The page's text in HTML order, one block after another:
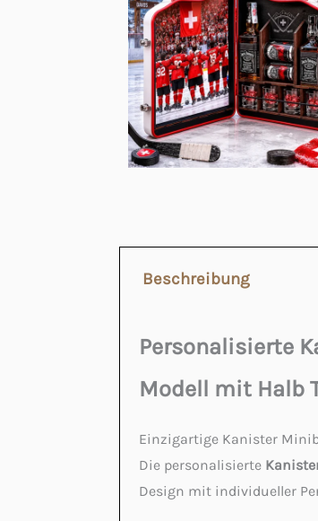
Beschreibung
Personalisierte
Modell mit Halb
Einzigartige Kanister
Die personalisierte
Design mit individueller